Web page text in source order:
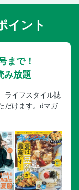
イント
まで！
み放題
ライフスタイル誌
だけます。dマガ